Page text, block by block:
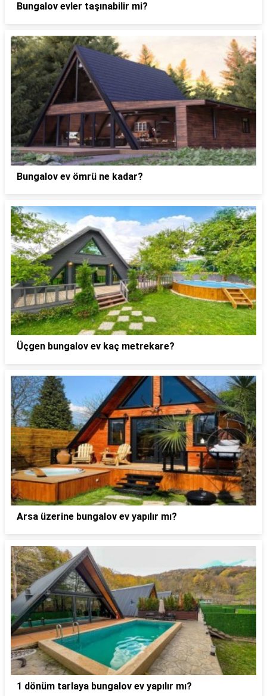
Bungalov evler taşınabilir mi?
Bungalov ev ömrü ne kadar?
Üçgen bungalov ev kaç metrekare?
Arsa üzerine bungalov ev yapılır mı?
1 dönüm tarlaya bungalov ev yapılır mı?